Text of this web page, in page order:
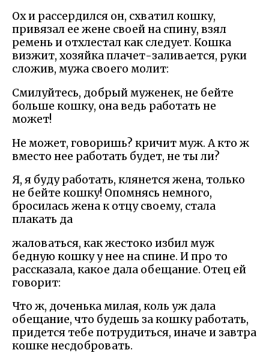
Ох и рассердился он, схватил кошку,
привязал ее жене своей на спину, взял
ремень и отхлестал как следует. Кошка
визжит, хозяйка плачет-заливается, руки
сложив, мужа своего молит:
Смилуйтесь, добрый муженек, не бейте
больше кошку, она ведь работать не
может!
Не может, говоришь? кричит муж. А кто ж
вместо нее работать будет, не ты ли?
Я, я буду работать, клянется жена, только
не бейте кошку! Опомнясь немного,
бросилась жена к отцу своему, стала
плакать да
жаловаться, как жестоко избил муж
бедную кошку у нее на спине. И про то
рассказала, какое дала обещание. Отец ей
говорит:
Что ж, доченька милая, коль уж дала
обещание, что будешь за кошку работать,
придется тебе потрудиться, иначе и завтра
кошке несдобровать.